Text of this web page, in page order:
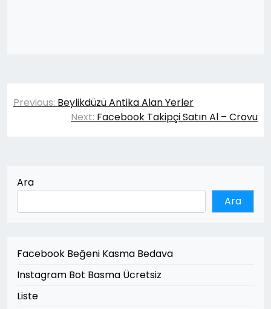
Yazı
gezinmesi
Previous: Beylikdüzü Antika Alan Yerler
Next: Facebook Takipçi Satın Al – Crovu
Ara
Ara
Facebook Beğeni Kasma Bedava
Instagram Bot Basma Ücretsiz
Liste